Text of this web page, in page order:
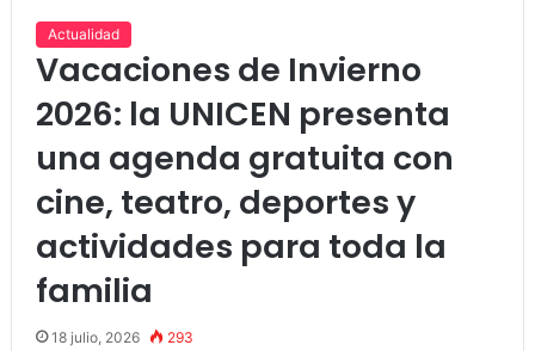
Actualidad
Vacaciones de Invierno
2026: la UNICEN presenta
una agenda gratuita con
cine, teatro, deportes y
actividades para toda la
familia
18 julio, 2026 293